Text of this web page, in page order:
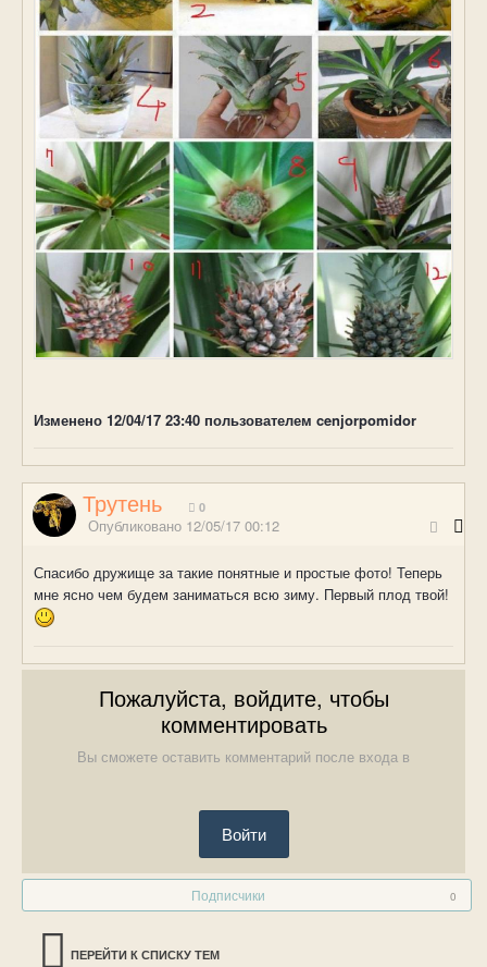
Изменено 12/04/17 23:40 пользователем cenjorpomidor
Трутень 0
Опубликовано 12/05/17 00:12
Спасибо дружище за такие понятные и простые фото! Теперь
мне ясно чем будем заниматься всю зиму. Первый плод твой!
Пожалуйста, войдите, чтобы
комментировать
Вы сможете оставить комментарий после входа в
Войти
Подписчики 0
ПЕРЕЙТИ К СПИСКУ ТЕМ